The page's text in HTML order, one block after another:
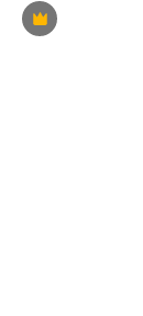
Premium